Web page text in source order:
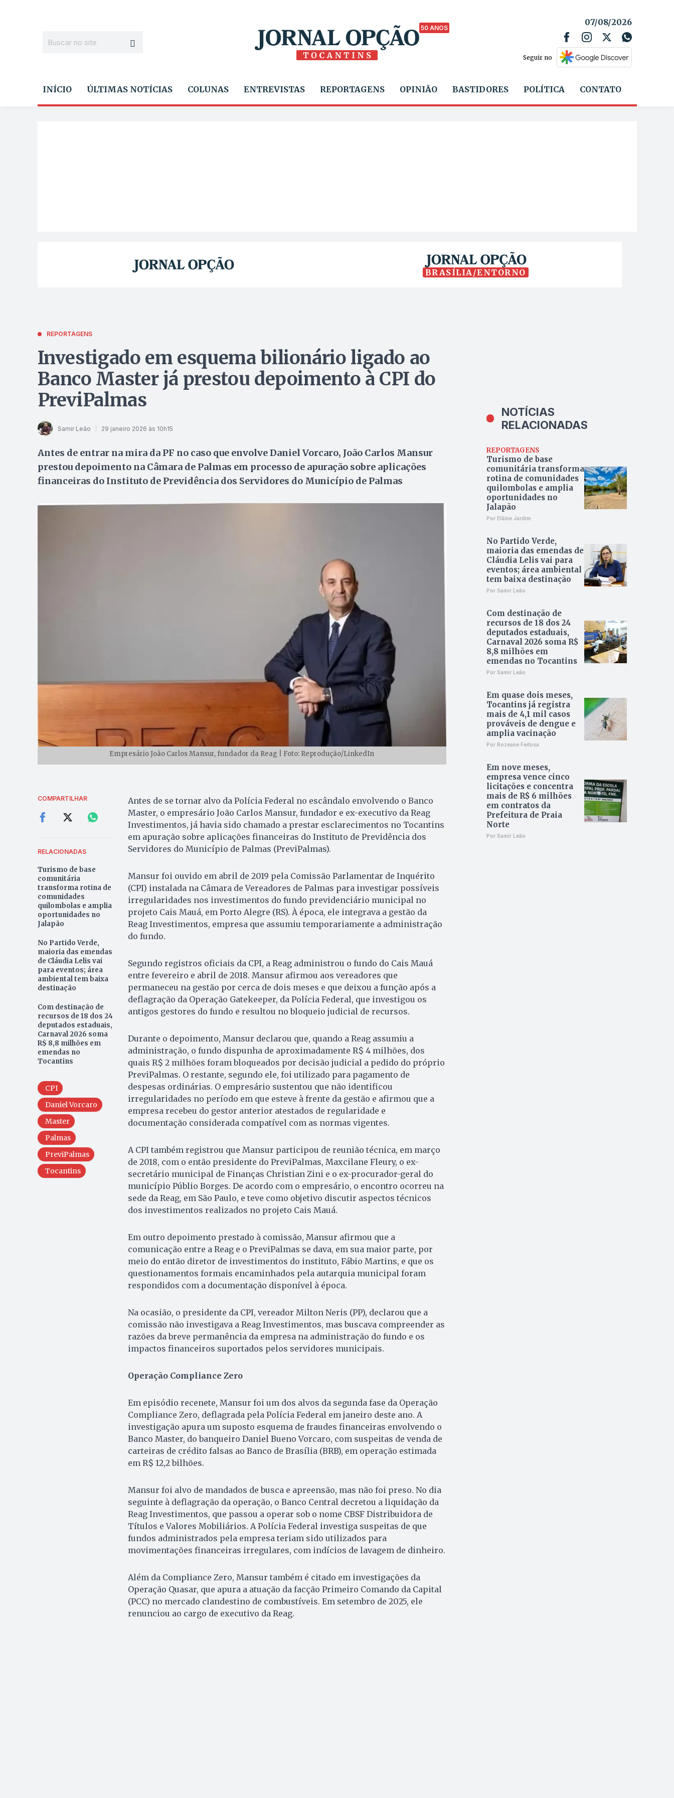
50 ANOS
07/08/2026
Seguir no
INÍCIO ÚLTIMAS NOTÍCIAS COLUNAS ENTREVISTAS REPORTAGENS OPINIÃO BASTIDORES POLÍTICA CONTATO
BRASÍLIA/ENTORNO
REPORTAGENS
Investigado em esquema bilionário ligado ao
Banco Master já prestou depoimento à CPI do
PreviPalmas
Samir Leão 29 janeiro 2026 às 10h15
Antes de entrar na mira da PF no caso que envolve Daniel Vorcaro, João Carlos Mansur
prestou depoimento na Câmara de Palmas em processo de apuração sobre aplicações
financeiras do Instituto de Previdência dos Servidores do Município de Palmas
Empresário João Carlos Mansur, fundador da Reag | Foto: Reprodução/LinkedIn
COMPARTILHAR
RELACIONADAS
Turismo de base
comunitária
transforma rotina de
comunidades
quilombolas e amplia
oportunidades no
Jalapão
No Partido Verde,
maioria das emendas
de Cláudia Lelis vai
para eventos; área
ambiental tem baixa
destinação
Com destinação de
recursos de 18 dos 24
deputados estaduais,
Carnaval 2026 soma
R$ 8,8 milhões em
emendas no
Tocantins
CPI
Daniel Vorcaro
Master
Palmas
PreviPalmas
Tocantins
Antes de se tornar alvo da Polícia Federal no escândalo envolvendo o Banco
Master, o empresário João Carlos Mansur, fundador e ex-executivo da Reag
Investimentos, já havia sido chamado a prestar esclarecimentos no Tocantins
em apuração sobre aplicações financeiras do Instituto de Previdência dos
Servidores do Município de Palmas (PreviPalmas).
Mansur foi ouvido em abril de 2019 pela Comissão Parlamentar de Inquérito
(CPI) instalada na Câmara de Vereadores de Palmas para investigar possíveis
irregularidades nos investimentos do fundo previdenciário municipal no
projeto Cais Mauá, em Porto Alegre (RS). À época, ele integrava a gestão da
Reag Investimentos, empresa que assumiu temporariamente a administração
do fundo.
Segundo registros oficiais da CPI, a Reag administrou o fundo do Cais Mauá
entre fevereiro e abril de 2018. Mansur afirmou aos vereadores que
permaneceu na gestão por cerca de dois meses e que deixou a função após a
deflagração da Operação Gatekeeper, da Polícia Federal, que investigou os
antigos gestores do fundo e resultou no bloqueio judicial de recursos.
Durante o depoimento, Mansur declarou que, quando a Reag assumiu a
administração, o fundo dispunha de aproximadamente R$ 4 milhões, dos
quais R$ 2 milhões foram bloqueados por decisão judicial a pedido do próprio
PreviPalmas. O restante, segundo ele, foi utilizado para pagamento de
despesas ordinárias. O empresário sustentou que não identificou
irregularidades no período em que esteve à frente da gestão e afirmou que a
empresa recebeu do gestor anterior atestados de regularidade e
documentação considerada compatível com as normas vigentes.
A CPI também registrou que Mansur participou de reunião técnica, em março
de 2018, com o então presidente do PreviPalmas, Maxcilane Fleury, o ex-
secretário municipal de Finanças Christian Zini e o ex-procurador-geral do
município Públio Borges. De acordo com o empresário, o encontro ocorreu na
sede da Reag, em São Paulo, e teve como objetivo discutir aspectos técnicos
dos investimentos realizados no projeto Cais Mauá.
Em outro depoimento prestado à comissão, Mansur afirmou que a
comunicação entre a Reag e o PreviPalmas se dava, em sua maior parte, por
meio do então diretor de investimentos do instituto, Fábio Martins, e que os
questionamentos formais encaminhados pela autarquia municipal foram
respondidos com a documentação disponível à época.
Na ocasião, o presidente da CPI, vereador Milton Neris (PP), declarou que a
comissão não investigava a Reag Investimentos, mas buscava compreender as
razões da breve permanência da empresa na administração do fundo e os
impactos financeiros suportados pelos servidores municipais.
Operação Compliance Zero
Em episódio recenete, Mansur foi um dos alvos da segunda fase da Operação
Compliance Zero, deflagrada pela Polícia Federal em janeiro deste ano. A
investigação apura um suposto esquema de fraudes financeiras envolvendo o
Banco Master, do banqueiro Daniel Bueno Vorcaro, com suspeitas de venda de
carteiras de crédito falsas ao Banco de Brasília (BRB), em operação estimada
em R$ 12,2 bilhões.
Mansur foi alvo de mandados de busca e apreensão, mas não foi preso. No dia
seguinte à deflagração da operação, o Banco Central decretou a liquidação da
Reag Investimentos, que passou a operar sob o nome CBSF Distribuidora de
Títulos e Valores Mobiliários. A Polícia Federal investiga suspeitas de que
fundos administrados pela empresa teriam sido utilizados para
movimentações financeiras irregulares, com indícios de lavagem de dinheiro.
Além da Compliance Zero, Mansur também é citado em investigações da
Operação Quasar, que apura a atuação da facção Primeiro Comando da Capital
(PCC) no mercado clandestino de combustíveis. Em setembro de 2025, ele
renunciou ao cargo de executivo da Reag.
NOTÍCIAS
RELACIONADAS
REPORTAGENS
Turismo de base
comunitária transforma
rotina de comunidades
quilombolas e amplia
oportunidades no
Jalapão
Por Elâine Jardim
No Partido Verde,
maioria das emendas de
Cláudia Lelis vai para
eventos; área ambiental
tem baixa destinação
Por Samir Leão
Com destinação de
recursos de 18 dos 24
deputados estaduais,
Carnaval 2026 soma R$
8,8 milhões em
emendas no Tocantins
Por Samir Leão
Em quase dois meses,
Tocantins já registra
mais de 4,1 mil casos
prováveis de dengue e
amplia vacinação
Por Rozeane Feitosa
Em nove meses,
empresa vence cinco
licitações e concentra
mais de R$ 6 milhões
em contratos da
Prefeitura de Praia
Norte
Por Samir Leão